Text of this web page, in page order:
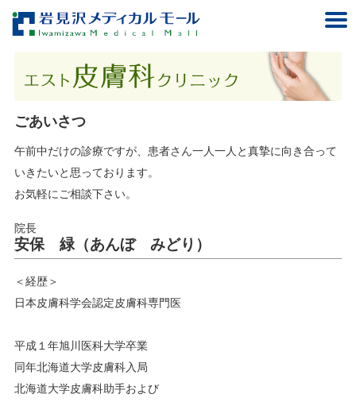
ごあいさつ
午前中だけの診療ですが、患者さん一人一人と真摯に向き合って
いきたいと思っております。
お気軽にご相談下さい。
院長
安保 緑（あんぼ みどり）
＜経歴＞
日本皮膚科学会認定皮膚科専門医
平成１年旭川医科大学卒業
同年北海道大学皮膚科入局
北海道大学皮膚科助手および